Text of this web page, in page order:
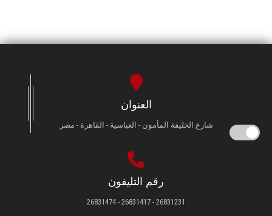
العنوان
شارع الخليفة المأمون - العباسية - القاهرة - مصر
رقم التليفون
26831231 - 26831417 - 26831474